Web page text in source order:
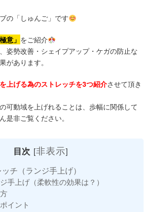
日
:
の「しゅんご」です
意」 をご紹介
姿勢改善・シェイプアップ・ケガの防止な
があります。
上げる為のストレッチを3つ紹介させて頂き
可動域を上げれることは、歩幅に関係して
是非ご覧ください。
目次 [非表示]
チ（ランジ手上げ）
手上げ（柔軟性の効果は？）
イント